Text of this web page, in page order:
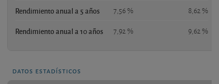
Rendimiento anual a 5 años 7,56 % 8,62 %
Rendimiento anual a 10 años 7,92 % 9,62 %
datos estadísticos